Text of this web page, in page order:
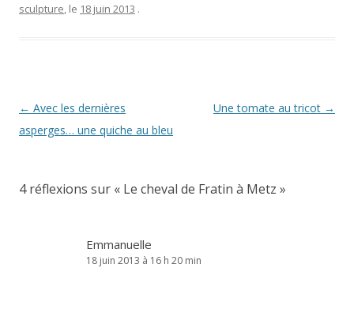
sculpture, le 18 juin 2013 .
Navigation
des
← Avec les dernières
asperges… une quiche au bleu
Une tomate au tricot →
4 réflexions sur « Le cheval de Fratin à Metz »
Emmanuelle
18 juin 2013 à 16 h 20 min